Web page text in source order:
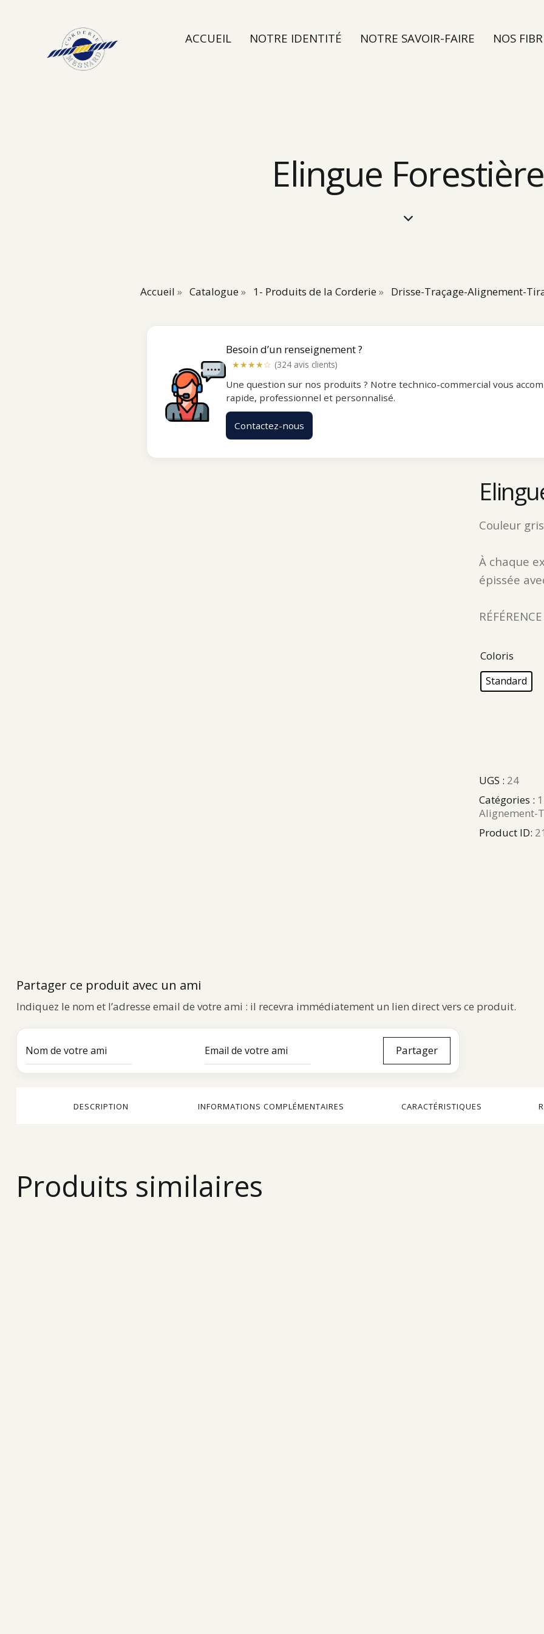
ACCUEIL NOTRE IDENTITÉ NOTRE SAVOIR-FAIRE NOS
Elingue Forestière
Accueil » Catalogue» 1- Produits de la Corderie» Drisse-Traçage-Alignement-
Besoin d’un renseignement ?
★★★★☆ (324 avis clients)
Une question sur nos produits ? Notre technico-commercial vous
rapide, professionnel et personnalisé.
Contactez-nous
Couleur
À chaque
épissée
Coloris
Standard
UGS : 24
Catégories :
Alignement-
Product ID:
Partager ce produit avec un ami
Indiquez le nom et l’adresse email de votre ami : il recevra immédiatement un lien direct vers ce produit.
DESCRIPTION INFORMATIONS COMPLÉMENTAIRES CARACTÉRISTIQUES
Produits similaires